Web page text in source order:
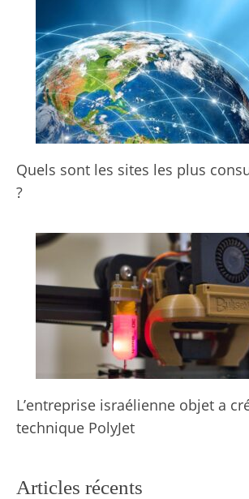
Quels sont les sites les plus
?
L’entreprise israélienne objet a
technique PolyJet
Articles récents